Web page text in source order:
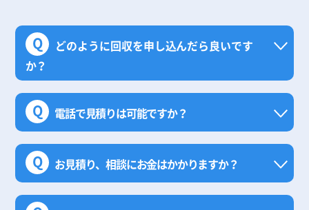
Q
どのように回収を申し込んだら良いです
か？
Q 電話で見積りは可能ですか？
Q お見積り、相談にお金はかかりますか？